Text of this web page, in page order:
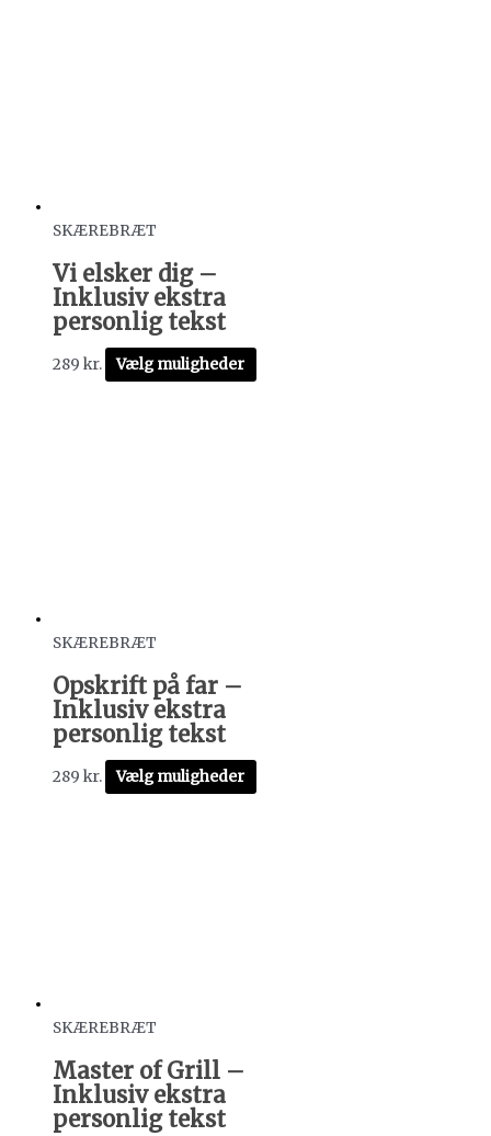
SKÆREBRÆT
Vi elsker dig –
Inklusiv ekstra
personlig tekst
289 kr. Vælg muligheder
SKÆREBRÆT
Opskrift på far –
Inklusiv ekstra
personlig tekst
289 kr. Vælg muligheder
SKÆREBRÆT
Master of Grill –
Inklusiv ekstra
personlig tekst